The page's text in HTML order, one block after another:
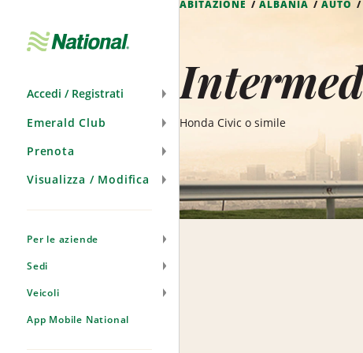
Accedi / Registrati
Emerald Club
Prenota
Visualizza / Modifica
Per le aziende
Sedi
Veicoli
App Mobile National
ABITAZIONE ALBANIA AUTO
Honda Civic o simile